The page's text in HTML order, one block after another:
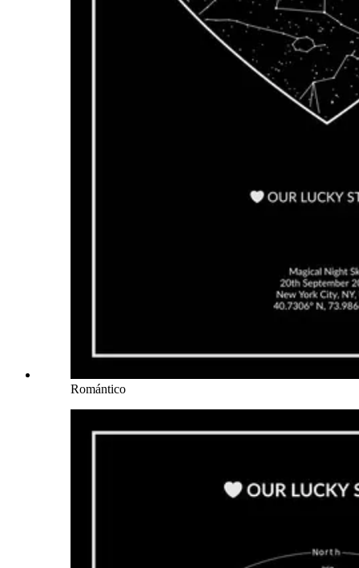
Romántico